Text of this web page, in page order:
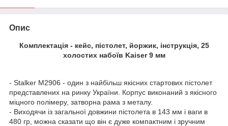
Опис
Комплектація - кейс, пістолет, йоржик, інструкція, 25
холостих набоїв Kaiser 9 мм
- Stalker M2906 - один з найбільш якісних стартових пістолет
представлених на ринку України. Корпус виконаний з якісного
міцного полімеру, затворна рама з металу.
- Виходячи із загальної довжини пістолета в 143 мм і ваги в
480 гр, можна сказати що він є дуже компактним і зручним